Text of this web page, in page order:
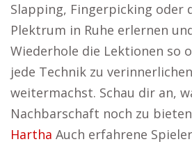
Slapping, Fingerpicking oder
Plektrum in Ruhe erlernen
Wiederhole die Lektionen so
jede Technik zu
weitermachst. Schau dir an,
Nachbarschaft noch zu
Hartha Auch erfahrene